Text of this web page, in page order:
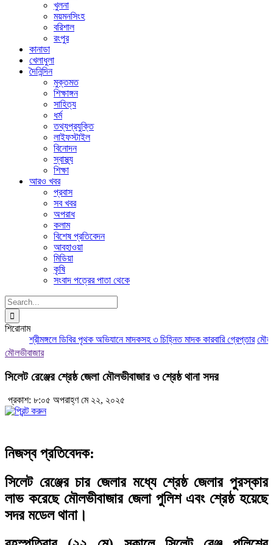
খুলনা
ময়মনসিংহ
বরিশাল
রংপুর
কানাডা
খেলাধুলা
দৈনিন্দিন
মুক্তমত
শিক্ষাঙ্গন
সাহিত্য
ধর্ম
তথ্যপ্রযুক্তি
লাইফস্টাইল
বিনোদন
স্বাস্থ্য
শিক্ষা
আরও খবর
প্রবাস
সব খবর
অপরাধ
কলাম
বিশেষ প্রতিবেদন
আবহাওয়া
মিডিয়া
কৃষি
সংবাদ পত্রের পাতা থেকে
Search
for:
শিরোনাম
শ্রীমঙ্গলে ডিবির পৃথক অভিযানে মাদকসহ ৩ চিহ্নিত মাদক কারবারি গ্রেপ্তার
মৌলভীবাজার
সিলেট রেঞ্জের শ্রেষ্ঠ জেলা মৌলভীবাজার ও শ্রেষ্ঠ থানা সদর
প্রকাশ: ৮:০৫ অপরাহ্ণ মে ২২, ২০২৫
নিজস্ব প্রতিবেদক:
সিলেট রেঞ্জের চার জেলার মধ্যে শ্রেষ্ঠ জেলার পুরস্কার
লাভ করেছে মৌলভীবাজার জেলা পুলিশ এবং শ্রেষ্ঠ হয়েছে
সদর মডেল থানা।